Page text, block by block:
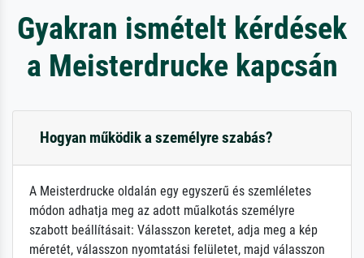
Gyakran ismételt kérdések
a Meisterdrucke kapcsán
Hogyan működik a személyre szabás?
A Meisterdrucke oldalán egy egyszerű és szemléletes
módon adhatja meg az adott műalkotás személyre
szabott beállításait: Válasszon keretet, adja meg a kép
méretét, válasszon nyomtatási felületet, majd válasszon